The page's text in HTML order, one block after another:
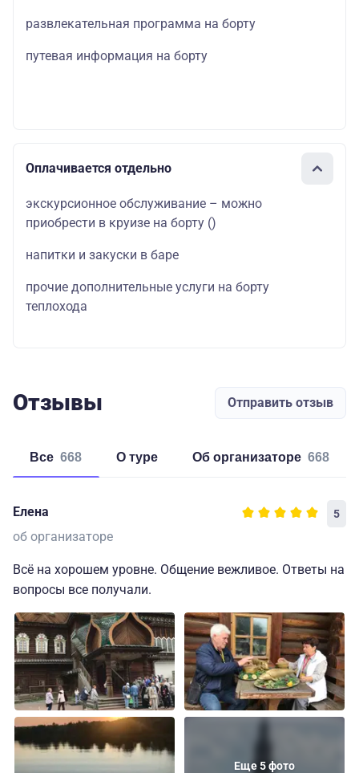
развлекательная программа на борту
путевая информация на борту
Оплачивается отдельно
экскурсионное обслуживание – можно
приобрести в круизе на борту ()
напитки и закуски в баре
прочие дополнительные услуги на борту
теплохода
Отзывы Отправить отзыв
Все 668 о туре об организаторе 668
Елена 5
об организаторе
Всё на хорошем уровне. Общение вежливое. Ответы на
вопросы все получали.
Еще 5 фото